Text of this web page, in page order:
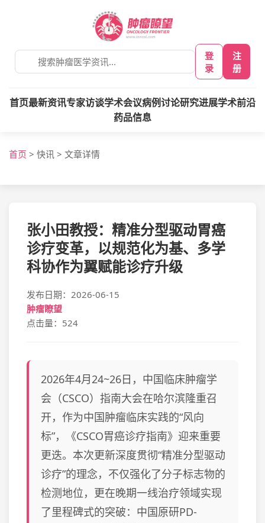
登
录
注
册
首页最新资讯专家访谈学术会议病例讨论研究进展学术前沿
药品信息
首页 > 快讯 > 文章详情
张小田教授：精准分型驱动胃癌
诊疗变革，以规范化为基、多学
科协作为翼赋能诊疗升级
发布日期：2026-06-15
肿瘤瞭望
点击量：524
2026年4月24~26日，中国临床肿瘤学
会（CSCO）指南大会在哈尔滨隆重召
开，作为中国肿瘤临床实践的“风向
标”，《CSCO胃癌诊疗指南》迎来重要
更迭。本次更新深度贯彻“精准分型驱动
诊疗”的理念，不仅强化了分子标志物的
检测地位，更在晚期一线治疗领域实现
了里程碑式的突破：中国原研PD-